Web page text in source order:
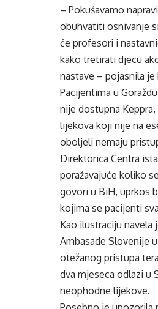
– Pokušavamo
obuhvatiti osnivanje
će profesori i
kako tretirati djecu
nastave – pojasnila je
Pacijentima u
nije dostupna
lijekova koji nije na
oboljeli nemaju
Direktorica Centra
poražavajuće koliko
govori u BiH, uprkos
kojima se pacijenti
Kao ilustraciju navela
Ambasade Slovenije
otežanog pristupa
dva mjeseca odlazi u
neophodne lijekove.